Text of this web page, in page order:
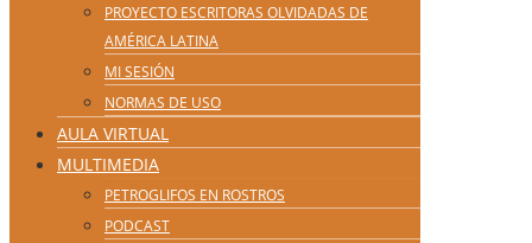
PROYECTO ESCRITORAS OLVIDADAS DE
AMÉRICA LATINA
MI SESIÓN
NORMAS DE USO
AULA VIRTUAL
MULTIMEDIA
PETROGLIFOS EN ROSTROS
PODCAST